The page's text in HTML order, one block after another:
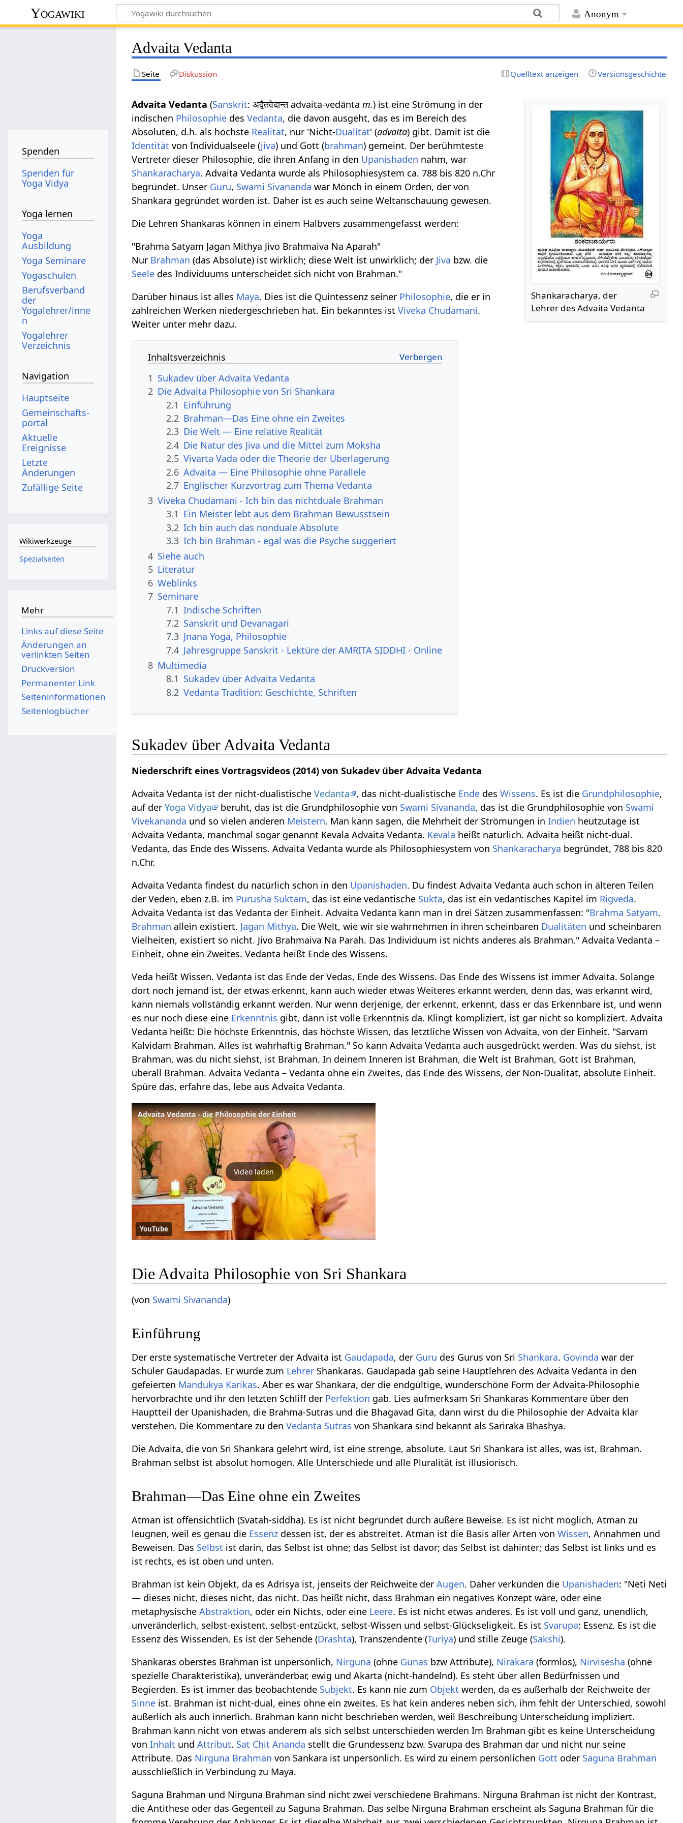
Anonym
Yogawiki
Advaita Vedanta
Seite Diskussion Quelltext anzeigen Versionsgeschichte
Shankaracharya, der
Lehrer des Advaita Vedanta
Advaita Vedanta (Sanskrit: अद्वैतवेदान्त advaita-vedāntam.) ist eine Strömung in der
indischen Philosophie desVedanta, die davon ausgeht, das es im Bereich des
Absoluten, d.h. als höchste Realität, nur 'Nicht-Dualität' (advaita) gibt. Damit ist die
Identität von Individualseele (jiva) und Gott (brahman) gemeint. Der berühmteste
Vertreter dieser Philosophie, die ihren Anfang in den Upanishaden nahm, war
Shankaracharya. Advaita Vedanta wurde als Philosophiesystem ca. 788 bis 820 n.Chr
begründet. Unser Guru, Swami Sivananda war Mönch in einem Orden, der von
Shankara gegründet worden ist. Daher ist es auch seine Weltanschauung gewesen.
Die Lehren Shankaras können in einem Halbvers zusammengefasst werden:
"Brahma Satyam Jagan Mithya Jivo Brahmaiva Na Aparah"
Nur Brahman (das Absolute) ist wirklich; diese Welt ist unwirklich; der Jiva bzw. die
Seele des Individuums unterscheidet sich nicht von Brahman."
Darüber hinaus ist alles Maya. Dies ist die Quintessenz seiner Philosophie, die er in
zahlreichen Werken niedergeschrieben hat. Ein bekanntes istViveka Chudamani.
Weiter unter mehr dazu.
Inhaltsverzeichnis
1 Sukadev über Advaita Vedanta
2 Die Advaita Philosophie von Sri Shankara
2.1 Einführung
2.2 Brahman—Das Eine ohne ein Zweites
2.3 Die Welt — Eine relative Realität
2.4 Die Natur des Jiva und die Mittel zum Moksha
2.5 Vivarta Vada oder die Theorie der Überlagerung
2.6 Advaita — Eine Philosophie ohne Parallele
2.7 Englischer Kurzvortrag zum Thema Vedanta
3 Viveka Chudamani - Ich bin das nichtduale Brahman
3.1 Ein Meister lebt aus dem Brahman Bewusstsein
3.2 Ich bin auch das nonduale Absolute
3.3 Ich bin Brahman - egal was die Psyche suggeriert
4 Siehe auch
5 Literatur
6 Weblinks
7 Seminare
7.1 Indische Schriften
7.2 Sanskrit und Devanagari
7.3 Jnana Yoga, Philosophie
7.4 Jahresgruppe Sanskrit - Lektüre der AMRITA SIDDHI - Online
8 Multimedia
8.1 Sukadev über Advaita Vedanta
8.2 Vedanta Tradition: Geschichte, Schriften
Sukadev über Advaita Vedanta
Niederschrift eines Vortragsvideos (2014) von Sukadev über Advaita Vedanta
Advaita Vedanta ist der nicht-dualistischeVedanta , das nicht-dualistische Ende desWissens. Es ist die Grundphilosophie,
auf derYoga Vidya beruht, das ist die Grundphilosophie von Swami Sivananda, das ist die Grundphilosophie von Swami
Vivekananda und so vielen anderen Meistern. Man kann sagen, die Mehrheit der Strömungen inIndien heutzutage ist
Advaita Vedanta, manchmal sogar genannt Kevala Advaita Vedanta. Kevala heißt natürlich. Advaita heißt nicht-dual.
Vedanta, das Ende des Wissens. Advaita Vedanta wurde als Philosophiesystem von Shankaracharya begründet, 788 bis 820
n.Chr.
Advaita Vedanta findest du natürlich schon in den Upanishaden. Du findest Advaita Vedanta auch schon in älteren Teilen
der Veden, eben z.B. im Purusha Suktam, das ist eine vedantische Sukta, das ist ein vedantisches Kapitel im Rigveda.
Advaita Vedanta ist das Vedanta der Einheit. Advaita Vedanta kann man in drei Sätzen zusammenfassen: "Brahma Satyam.
Brahman allein existiert. Jagan Mithya. Die Welt, wie wir sie wahrnehmen in ihren scheinbaren Dualitäten und scheinbaren
Vielheiten, existiert so nicht. Jivo Brahmaiva Na Parah. Das Individuum ist nichts anderes als Brahman." Advaita Vedanta –
Einheit, ohne ein Zweites. Vedanta heißt Ende des Wissens.
Veda heißt Wissen. Vedanta ist das Ende der Vedas, Ende des Wissens. Das Ende des Wissens ist immer Advaita. Solange
dort noch jemand ist, der etwas erkennt, kann auch wieder etwas Weiteres erkannt werden, denn das, was erkannt wird,
kann niemals vollständig erkannt werden. Nur wenn derjenige, der erkennt, erkennt, dass er das Erkennbare ist, und wenn
es nur noch diese eine Erkenntnis gibt, dann ist volle Erkenntnis da. Klingt kompliziert, ist gar nicht so kompliziert. Advaita
Vedanta heißt: Die höchste Erkenntnis, das höchste Wissen, das letztliche Wissen von Advaita, von der Einheit. "Sarvam
Kalvidam Brahman. Alles ist wahrhaftig Brahman." So kann Advaita Vedanta auch ausgedrückt werden. Was du siehst, ist
Brahman, was du nicht siehst, ist Brahman. In deinem Inneren ist Brahman, die Welt ist Brahman, Gott ist Brahman,
überall Brahman. Advaita Vedanta – Vedanta ohne ein Zweites, das Ende des Wissens, der Non-Dualität, absolute Einheit.
Spüre das, erfahre das, lebe aus Advaita Vedanta.
Advaita Vedanta - die Philosophie der Einheit
Video laden
YouTube
Die Advaita Philosophie von Sri Shankara
(von Swami Sivananda)
Einführung
Der erste systematische Vertreter der Advaita ist Gaudapada, der Guru des Gurus von Sri Shankara. Govinda war der
Schüler Gaudapadas. Er wurde zum Lehrer Shankaras. Gaudapada gab seine Hauptlehren des Advaita Vedanta in den
gefeierten Mandukya Karikas. Aber es war Shankara, der die endgültige, wunderschöne Form der Advaita-Philosophie
hervorbrachte und ihr den letzten Schliff der Perfektion gab. Lies aufmerksam Sri Shankaras Kommentare über den
Hauptteil der Upanishaden, die Brahma-Sutras und die Bhagavad Gita, dann wirst du die Philosophie der Advaita klar
verstehen. Die Kommentare zu denVedanta Sutras von Shankara sind bekannt als Sariraka Bhashya.
Die Advaita, die von Sri Shankara gelehrt wird, ist eine strenge, absolute. Laut Sri Shankara ist alles, was ist, Brahman.
Brahman selbst ist absolut homogen. Alle Unterschiede und alle Pluralität ist illusiorisch.
Brahman—Das Eine ohne ein Zweites
Atman ist offensichtlich (Svatah-siddha). Es ist nicht begründet durch äußere Beweise. Es ist nicht möglich, Atman zu
leugnen, weil es genau die Essenz dessen ist, der es abstreitet. Atman ist die Basis aller Arten vonWissen, Annahmen und
Beweisen. Das Selbst ist darin, das Selbst ist ohne; das Selbst ist davor; das Selbst ist dahinter; das Selbst ist links und es
ist rechts, es ist oben und unten.
Brahman ist kein Objekt, da es Adrisya ist, jenseits der Reichweite derAugen. Daher verkünden die Upanishaden: "Neti Neti
— dieses nicht, dieses nicht, das nicht. Das heißt nicht, dass Brahman ein negatives Konzept wäre, oder eine
metaphysischeAbstraktion, oder ein Nichts, oder eine Leere. Es ist nicht etwas anderes. Es ist voll und ganz, unendlich,
unveränderlich, selbst-existent, selbst-entzückt, selbst-Wissen und selbst-Glückseligkeit. Es ist Svarupa: Essenz. Es ist die
Essenz des Wissenden. Es ist der Sehende (Drashta), Transzendente (Turiya) und stille Zeuge (Sakshi).
Shankaras oberstes Brahman ist unpersönlich, Nirguna (ohne Gunas bzw Attribute), Nirakara (formlos), Nirvisesha (ohne
spezielle Charakteristika), unveränderbar, ewig und Akarta (nicht-handelnd). Es steht über allen Bedürfnissen und
Begierden. Es ist immer das beobachtende Subjekt. Es kann nie zum Objekt werden, da es außerhalb der Reichweite der
Sinne ist. Brahman ist nicht-dual, eines ohne ein zweites. Es hat kein anderes neben sich, ihm fehlt der Unterschied, sowohl
äußerlich als auch innerlich. Brahman kann nicht beschrieben werden, weil Beschreibung Unterscheidung impliziert.
Brahman kann nicht von etwas anderem als sich selbst unterschieden werden Im Brahman gibt es keine Unterscheidung
vonInhalt undAttribut. Sat Chit Ananda stellt die Grundessenz bzw. Svarupa des Brahman dar und nicht nur seine
Attribute. Das Nirguna Brahman von Sankara ist unpersönlich. Es wird zu einem persönlichen Gott oder Saguna Brahman
ausschließlich in Verbindung zu Maya.
Saguna Brahman und Nirguna Brahman sind nicht zwei verschiedene Brahmans. Nirguna Brahman ist nicht der Kontrast,
die Antithese oder das Gegenteil zu Saguna Brahman. Das selbe Nirguna Brahman erscheint als Saguna Brahman für die
Spenden
Spenden für
Yoga Vidya
Yoga lernen
Yoga
Ausbildung
Yoga Seminare
Yogaschulen
Berufsverband
der
Yogalehrer/inne
n
Yogalehrer
Verzeichnis
Navigation
Hauptseite
Gemeinschafts­
portal
Aktuelle
Ereignisse
Letzte
Änderungen
Zufällige Seite
Wikiwerkzeuge
Spezialseiten
Mehr
Links auf diese Seite
Änderungen an
verlinkten Seiten
Druckversion
Permanenter Link
Seiten­­informationen
Seitenlogbücher